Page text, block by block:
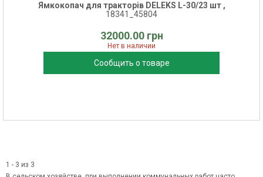
Ямкокопач для тракторів DELEKS L-30/23 шт ,
18341_45804
32000.00 грн
Нет в наличии
Сообщить о товаре
1 - 3 из 3